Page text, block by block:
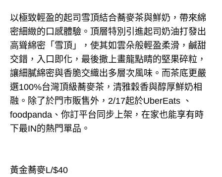
以極致輕盈的起司雪頂結合蕎麥茶與鮮奶，帶來綿
密細緻的口感體驗。頂層特別引進起司奶油打發出
高聳綿密「雪頂」，使其如雲朵般輕盈柔滑，鹹甜
交錯，入口即化，最後撒上畫龍點睛的堅果碎粒，
讓細膩綿密與香脆交織出多層次風味。而茶底更嚴
選100%台灣頂級蕎麥茶，清雅穀香與醇厚鮮奶相
融。除了於門市販售外，2/17起於UberEats 、
foodpanda、你訂平台同步上架，在家也能享有時
下最IN的熱門單品。
黃金蕎麥L/$40